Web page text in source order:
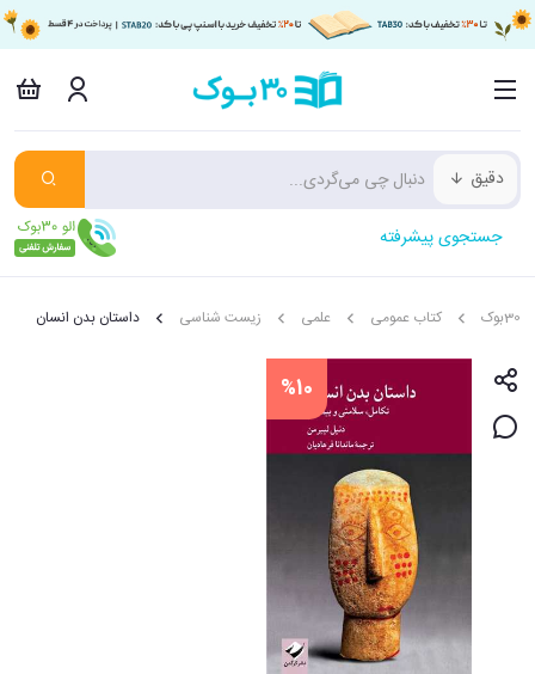
دقیق
جستجوی پیشرفته
30بوک کتاب عمومی علمی زیست شناسی داستان بدن انسان
%10